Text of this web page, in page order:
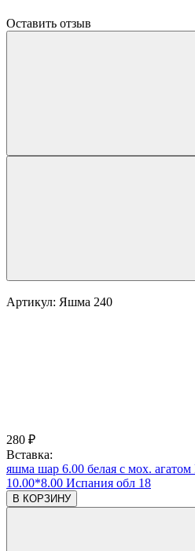
Оставить отзыв
Артикул: Яшма 240
280 ₽
Вставка:
яшма шар 6.00 белая с мох.
10.00*8.00 Испания обл 18
В КОРЗИНУ